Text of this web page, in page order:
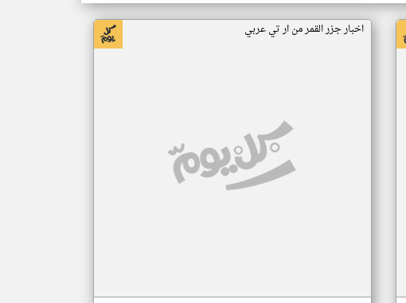
اخبار جزر القمر من ار تي عربي